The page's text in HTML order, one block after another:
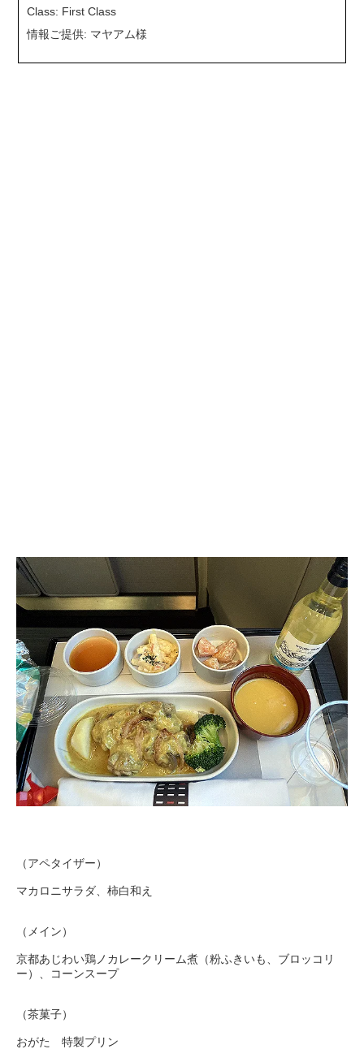
Class: First Class
情報ご提供: マヤアム様
（アペタイザー）
マカロニサラダ、柿白和え
（メイン）
京都あじわい鶏ノカレークリーム煮（粉ふきいも、ブロッコリ
ー）、コーンスープ
（茶菓子）
おがた 特製プリン